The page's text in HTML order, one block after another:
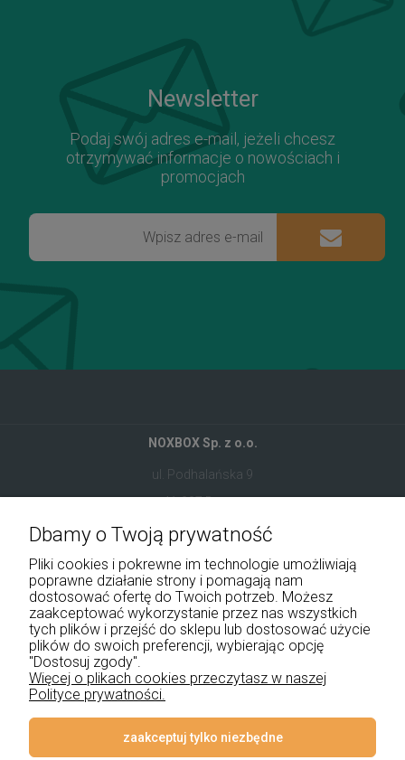
Newsletter
Podaj swój adres e-mail, jeżeli chcesz
otrzymywać informacje o nowościach i
promocjach
NOXBOX Sp. z o.o.
ul. Podhalańska 9
41-907 Bytom
+48 534 555 344
sklep@noxbox.pl
Pomoc
Płatności i dostawa
Informacje
Dbamy o Twoją prywatność
Pliki cookies i pokrewne im technologie umożliwiają
poprawne działanie strony i pomagają nam
dostosować ofertę do Twoich potrzeb. Możesz
zaakceptować wykorzystanie przez nas wszystkich
tych plików i przejść do sklepu lub dostosować użycie
plików do swoich preferencji, wybierając opcję
"Dostosuj zgody".
Więcej o plikach cookies przeczytasz w naszej
Polityce prywatności.
zaakceptuj tylko niezbędne